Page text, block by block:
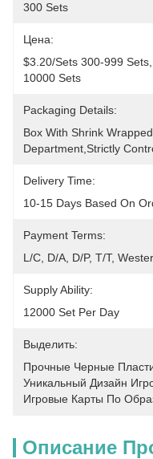
300 Sets
Цена:
$3.20/sets 300-999
10000 Sets
Packaging Details:
Box With Shrink Wrapped,
Department,Strictly
Delivery Time:
10-15 Days Based On
Payment Terms:
L/C, D/A, D/P, T/T,
Supply Ability:
12000 Set Per Day
Выделить:
Прочные Черные
Уникальный Дизайн
Игровые Карты По
Описание